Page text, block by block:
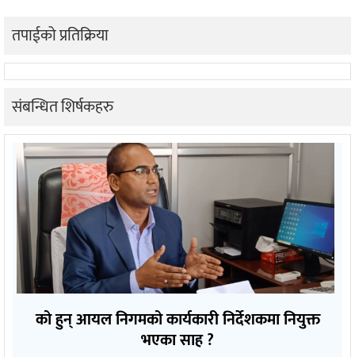
तपाईको प्रतिक्रिया
संबन्धित शिर्षकहरु
को हुन् आयल निगमको कार्यकारी निर्देशकमा नियुक्त
भएका साह ?